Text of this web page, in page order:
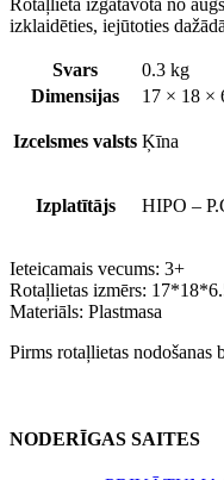
izklaidēties, iejūtoties
Svars
0.3 kg
Dimensijas
17 × 18 ×
Izcelsmes valsts Ķīna
Izplatītājs HIPO –
Ieteicamais vecums: 3+
Rotaļlietas izmērs:
Materiāls: Plastmasa
Pirms rotaļlietas nodošanas
NODERĪGAS SAITES